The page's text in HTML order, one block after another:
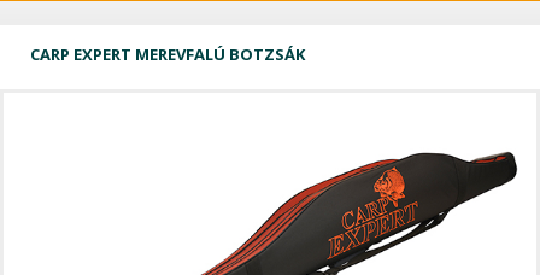
CARP EXPERT MEREVFALÚ BOTZSÁK